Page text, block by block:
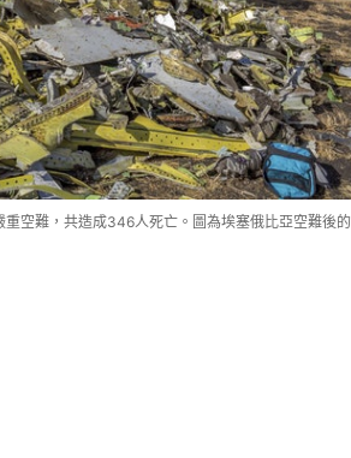
空難，共造成346人死亡。圖為埃塞俄比亞空難後的